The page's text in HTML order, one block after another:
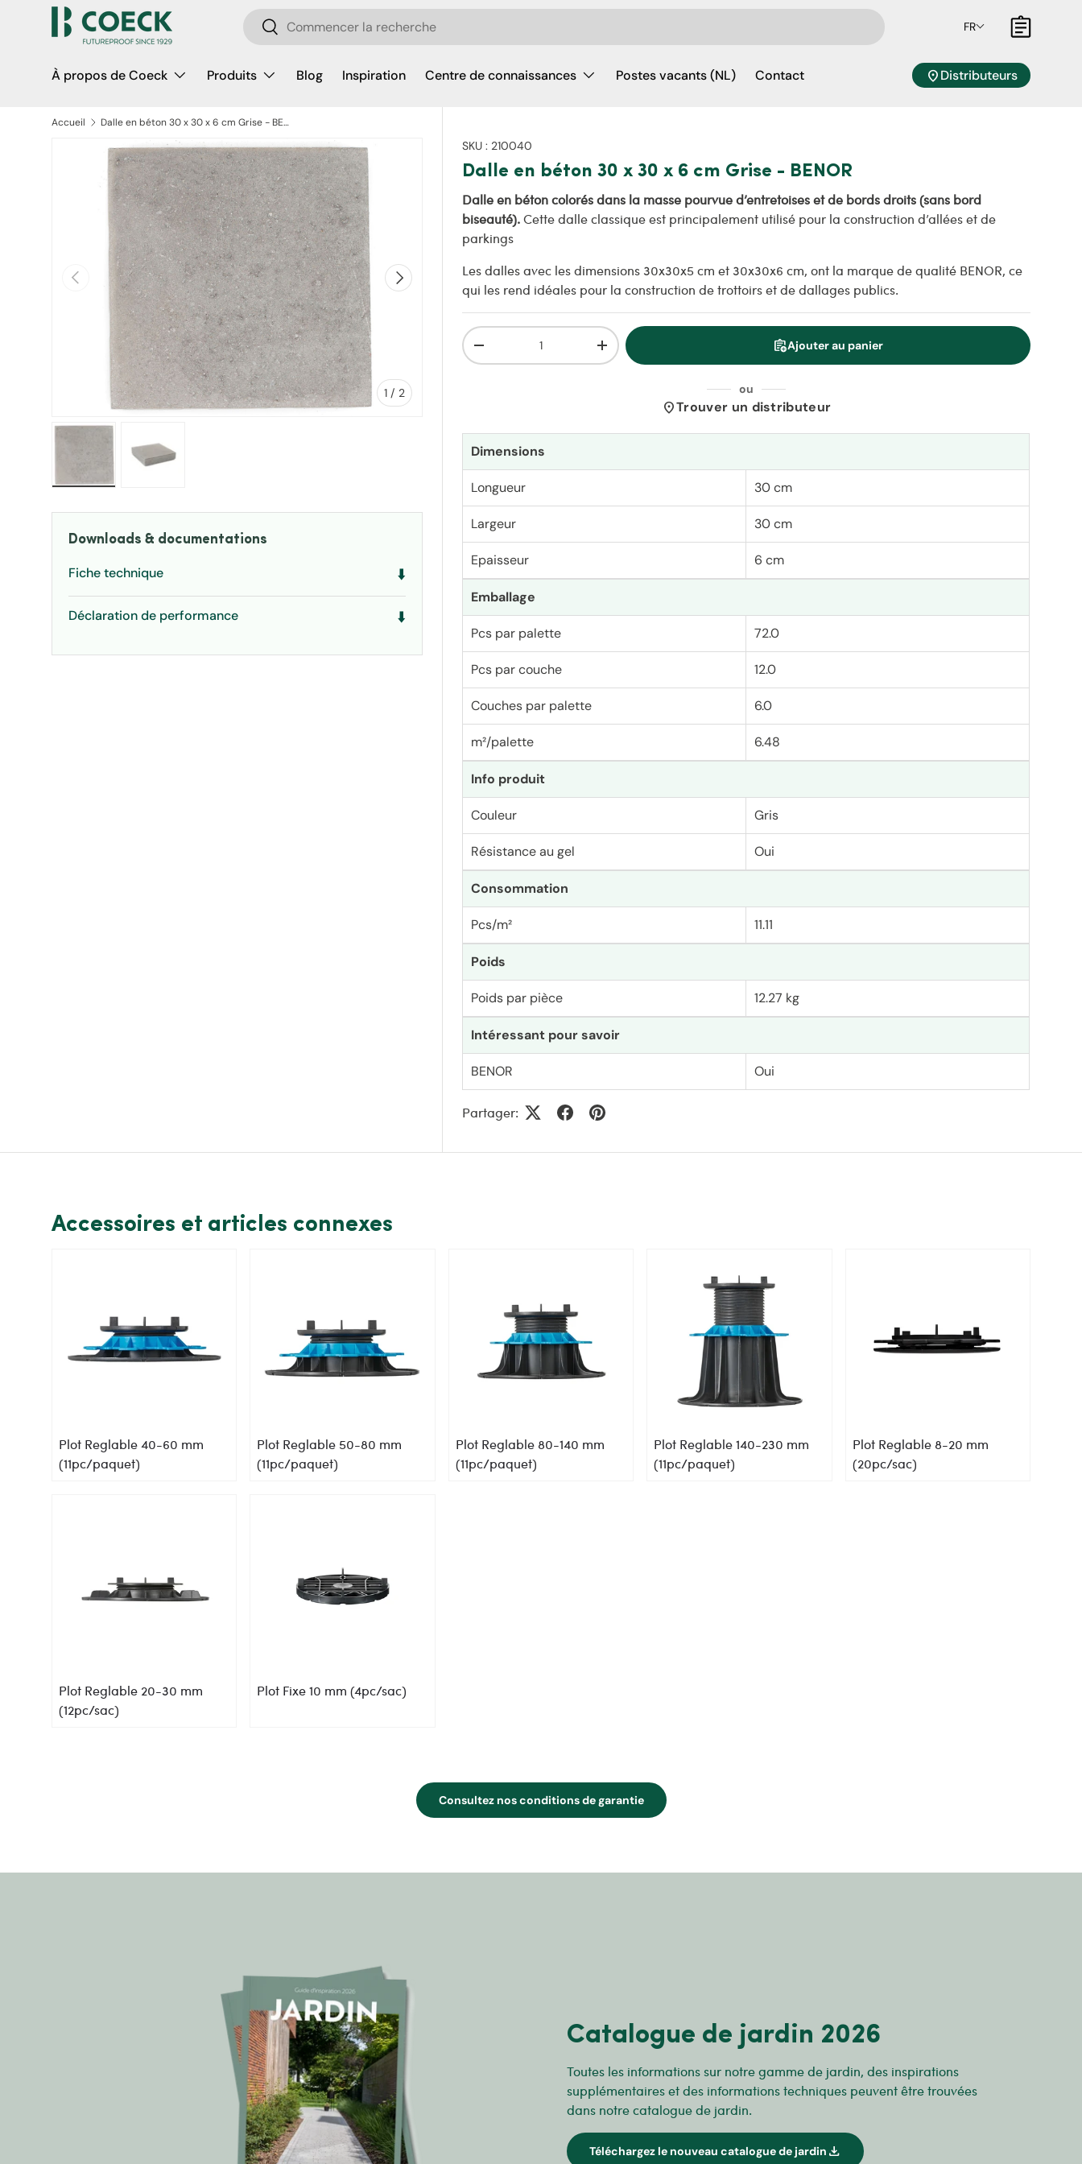
Aller au contenu Recherche
Rechercher FR Panier
À propos de Coeck Produits Blog Inspiration Centre de connaissances Postes vacants (NL) Contact location_onDistributeurs
Accueil Dalle en béton 30 x 30 x 6 cm Grise - BENOR
aux informations produits
Précédent
1 / de
2
Suivant
SKU : 210040
Dalle en béton 30 x 30 x 6 cm Grise - BENOR
Dalle en béton colorés dans la masse pourvue d’entretoises et de bords droits (sans bord
biseauté).Cette dalle classique est principalement utilisé pour la construction d’allées et de
parkings
Les dalles avec les dimensions 30x30x5 cm et 30x30x6 cm, ont la marque de qualité BENOR, ce
qui les rend idéales pour la construction de trottoirs et de dallages publics.
Qté
Diminuer la quantité
Augmenter la quantité assignment_addAjouter au panier
ou
location_onTrouver un distributeur
Dimensions
Longueur 30 cm
Largeur 30 cm
Epaisseur 6 cm
Emballage
Pcs par palette 72.0
Pcs par couche 12.0
Couches par palette 6.0
m²/palette 6.48
Info produit
Couleur Gris
Résistance au gel Oui
Consommation
Pcs/m² 11.11
Poids
Poids par pièce 12.27 kg
Intéressant pour savoir
BENOR Oui
Partager:
Downloads & documentations
Fiche technique ⬇️
Déclaration de performance ⬇️
Accessoires et articles connexes
Plot Reglable 40-60 mm
(11pc/paquet)
Plot Reglable 50-80 mm
(11pc/paquet)
Plot Reglable 80-140 mm
(11pc/paquet)
Plot Reglable 140-230 mm
(11pc/paquet)
Plot Reglable 8-20 mm
(20pc/sac)
Plot Reglable 20-30 mm
(12pc/sac)
Plot Fixe 10 mm (4pc/sac)
Consultez nos conditions de garantie
Catalogue de jardin 2026
Toutes les informations sur notre gamme de jardin, des inspirations
supplémentaires et des informations techniques peuvent être trouvées
dans notre catalogue de jardin.
Téléchargez le nouveau catalogue de jardin download